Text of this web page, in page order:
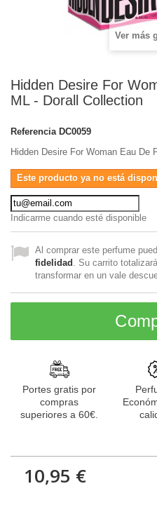
Ver más
Hidden Desire For
ML - Dorall Collection
Referencia DC0059
Hidden Desire For Woman Eau De
Este producto ya no está
Indicarme cuando esté disponible
Al comprar este perfume
fidelidad . Su carrito totalizará
transformar en un vale
Portes gratis por
compras
superiores a 60€.
10,95 €